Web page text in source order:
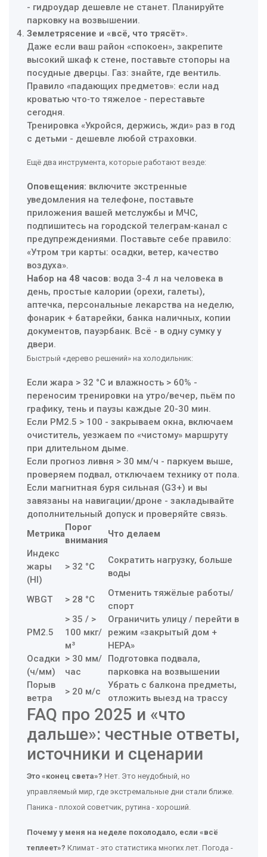
- гидроудар дешевле не станет. Планируйте
парковку на возвышении.
Землетрясение и «всё, что трясёт».
Даже если ваш район «спокоен», закрепите
высокий шкаф к стене, поставьте стопоры на
посудные дверцы. Газ: знайте, где вентиль.
Правило «падающих предметов»: если над
кроватью что‑то тяжелое - переставьте
сегодня.
Тренировка «Укройся, держись, жди» раз в год
с детьми - дешевле любой страховки.
Ещё два инструмента, которые работают везде:
Оповещения: включите экстренные
уведомления на телефоне, поставьте
приложения вашей метслужбы и МЧС,
подпишитесь на городской телеграм‑канал с
предупреждениями. Поставьте себе правило:
«Утром три карты: осадки, ветер, качество
воздуха».
Набор на 48 часов: вода 3-4 л на человека в
день, простые калории (орехи, галеты),
аптечка, персональные лекарства на неделю,
фонарик + батарейки, банка наличных, копии
документов, пауэрбанк. Всё - в одну сумку у
двери.
Быстрый «дерево решений» на холодильник:
Если жара > 32 °C и влажность > 60% -
переносим тренировки на утро/вечер, пьём по
графику, тень и паузы каждые 20-30 мин.
Если PM2.5 > 100 - закрываем окна, включаем
очиститель, уезжаем по «чистому» маршруту
при длительном дыме.
Если прогноз ливня > 30 мм/ч - паркуем выше,
проверяем подвал, отключаем технику от пола.
Если магнитная буря сильная (G3+) и вы
завязаны на навигации/дроне - закладывайте
дополнительный допуск и проверяйте связь.
Метрика
Порог
внимания
Что делаем
Индекс
жары
(HI)
> 32 °C
Сократить нагрузку, больше
воды
WBGT > 28 °C
Отменить тяжёлые работы/
спорт
PM2.5
> 35 / >
100 мкг/
м³
Ограничить улицу / перейти в
режим «закрытый дом +
HEPA»
Осадки
(ч/мм)
> 30 мм/
час
Подготовка подвала,
парковка на возвышении
Порыв
ветра
> 20 м/с
Убрать с балкона предметы,
отложить выезд на трассу
FAQ про 2025 и «что
дальше»: честные ответы,
источники и сценарии
Это «конец света»? Нет. Это неудобный, но
управляемый мир, где экстремальные дни стали ближе.
Паника - плохой советчик, рутина - хороший.
Почему у меня на неделе похолодало, если «всё
теплеет»? Климат - это статистика многих лет. Погода -